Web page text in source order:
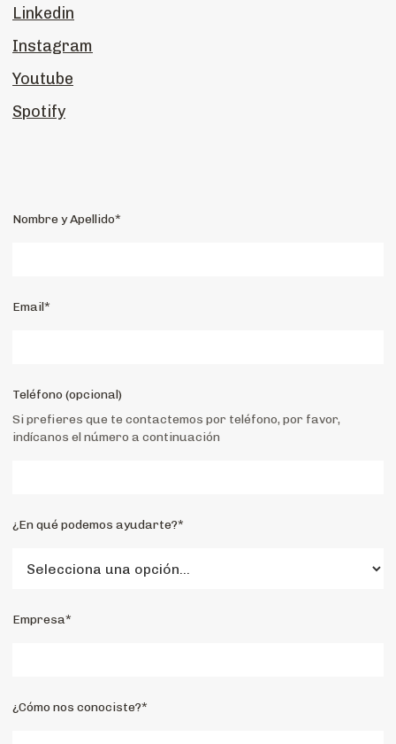
Linkedin
Instagram
Youtube
Spotify
Nombre y Apellido*
Email*
Teléfono (opcional)
Si prefieres que te contactemos por teléfono, por favor,
indícanos el número a continuación
¿En qué podemos ayudarte?*
Empresa*
¿Cómo nos conociste?*